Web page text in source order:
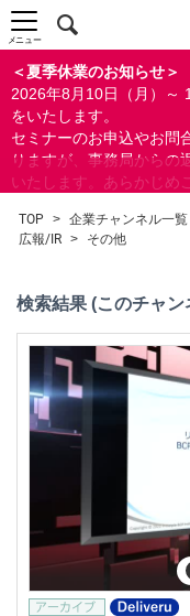
上級者向け
配布資料
指定しない
あり
なし
研修の提供
あり
カテゴリー
経営
広報/IR
その他
金融
人事/労務
＜夏季休業のお知らせ＞
2026年8月10日（月）～
をいたします。
セミナーのお申込やお問
りますが、事務局からの
いたします。あらかじめ
ができます。
メニュー
TOP > 企業チャンネル一覧
広報/IR > その他
検索結果 (このチャン